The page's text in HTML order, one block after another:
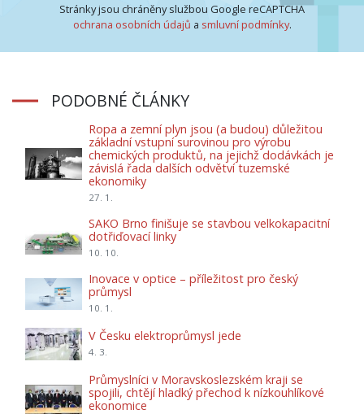
Stránky jsou chráněny službou Google reCAPTCHA
ochrana osobních údajů a smluvní podmínky.
PODOBNÉ ČLÁNKY
Ropa a zemní plyn jsou (a budou) důležitou
základní vstupní surovinou pro výrobu
chemických produktů, na jejichž dodávkách je
závislá řada dalších odvětví tuzemské
ekonomiky
27. 1.
SAKO Brno finišuje se stavbou velkokapacitní
dotřiďovací linky
10. 10.
Inovace v optice – příležitost pro český
průmysl
10. 1.
V Česku elektroprůmysl jede
4. 3.
Průmyslníci v Moravskoslezském kraji se
spojili, chtějí hladký přechod k nízkouhlíkové
ekonomice